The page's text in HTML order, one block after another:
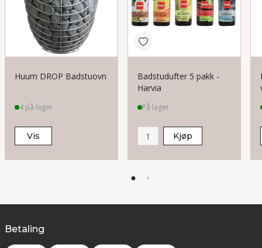
Huum DROP Badstuovn
4 på lager
Vis
Badstudufter 5 pakk -
Harvia
På lager
Kjøp
Betaling